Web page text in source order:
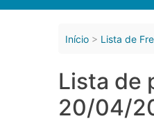
Início Lista de
Lista de
20/04/